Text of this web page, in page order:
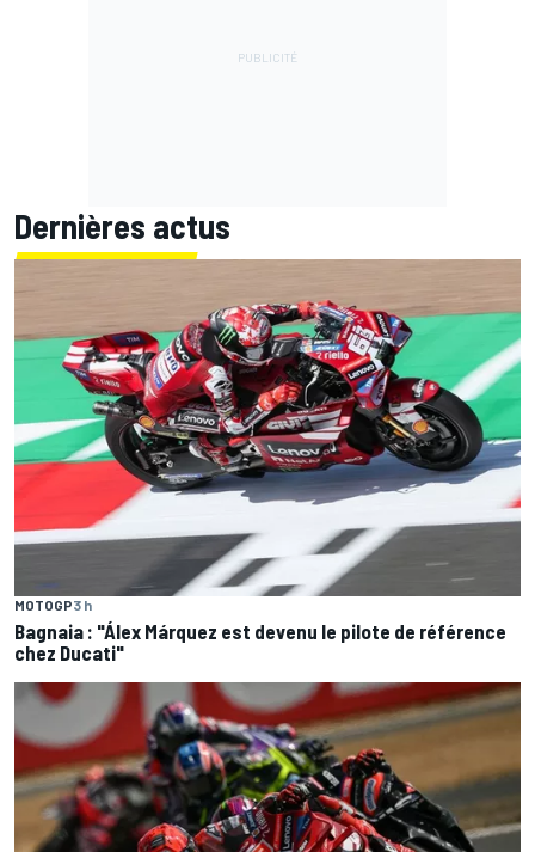
Dernières actus
MOTOGP3 h
Bagnaia : "Álex Márquez est devenu le pilote de référence
chez Ducati"